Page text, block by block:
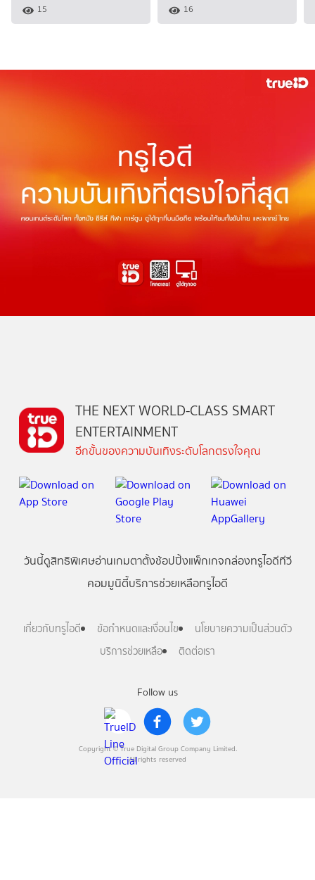
15 16
Follow us
Copyright © True Digital Group Company Limited.
All rights reserved
THE NEXT WORLD-CLASS SMART
ENTERTAINMENT
อีกขั้นของความบันเทิงระดับโลกตรงใจคุณ
วันนี้ดูสิทธิพิเศษอ่านเกมตาตั้งช้อปปิ้งแพ็กเกจกล่องทรูไอดีทีวี
คอมมูนิตี้บริการช่วยเหลือทรูไอดี
เกี่ยวกับทรูไอดี ข้อกำหนดและเงื่อนไข
นโยบายความเป็นส่วนตัว
บริการช่วยเหลือ
ติดต่อเรา